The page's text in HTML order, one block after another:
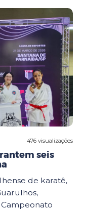
476 visualizações
seis
de karatê,